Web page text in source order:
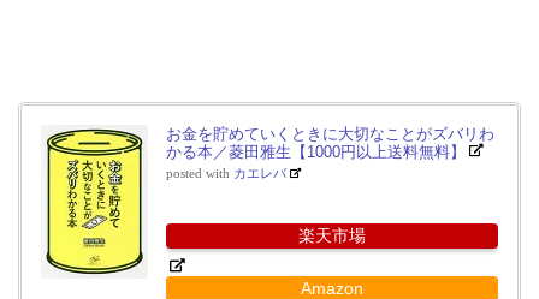
お金を貯めていくときに大切なことがズバリわ
かる本／菱田雅生【1000円以上送料無料】
posted with カエレバ
楽天市場
Amazon